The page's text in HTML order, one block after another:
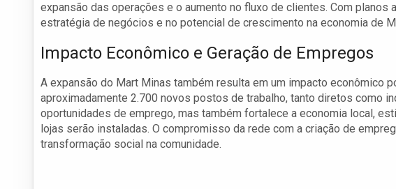
expansão das operações e o aumento no fluxo de clientes. Com planos
estratégia de negócios e no potencial de crescimento na economia de
Impacto Econômico e Geração de Empregos
A expansão do Mart Minas também resulta em um impacto econômico
aproximadamente 2.700 novos postos de trabalho, tanto diretos como
oportunidades de emprego, mas também fortalece a economia local,
lojas serão instaladas. O compromisso da rede com a criação de
transformação social na comunidade.